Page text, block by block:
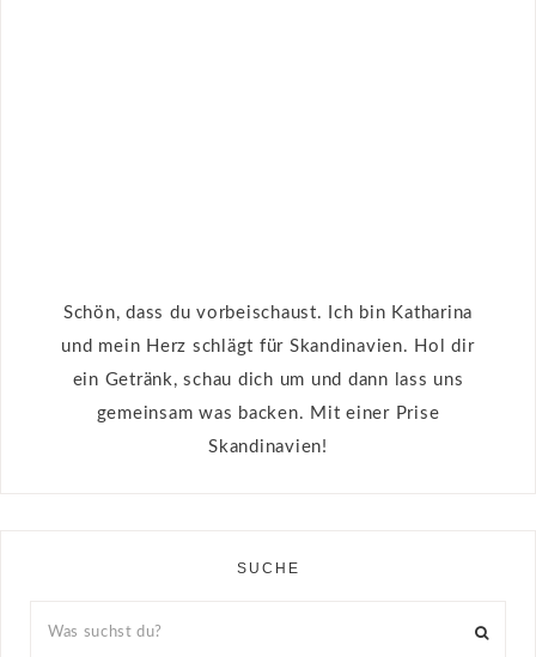
Schön, dass du vorbeischaust. Ich bin Katharina
und mein Herz schlägt für Skandinavien. Hol dir
ein Getränk, schau dich um und dann lass uns
gemeinsam was backen. Mit einer Prise
Skandinavien!
SUCHE